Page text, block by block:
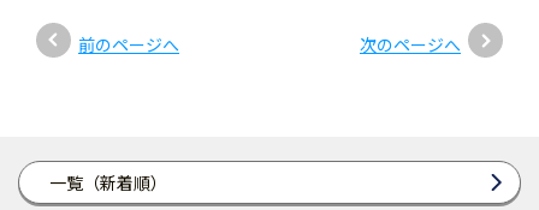
一覧（新着順）
前のページへ 次のページへ